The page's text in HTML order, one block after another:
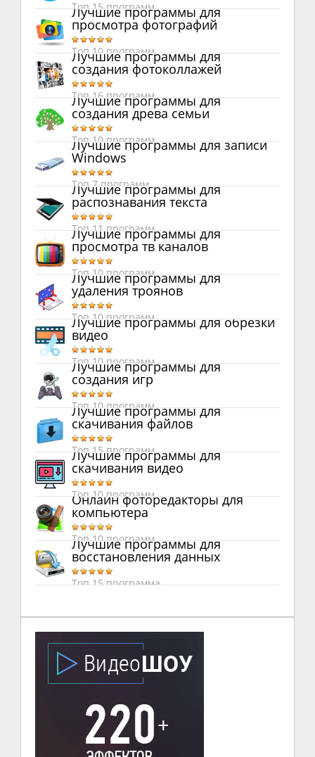
Топ 15 программ
Лучшие программы для
просмотра фотографий
Топ 10 программ
Лучшие программы для
создания фотоколлажей
Топ 16 программ
Лучшие программы для
создания древа семьи
Топ 10 программ
Лучшие программы для записи
Windows
Топ 7 программ
Лучшие программы для
распознавания текста
Топ 11 программ
Лучшие программы для
просмотра тв каналов
Топ 10 программ
Лучшие программы для
удаления троянов
Топ 10 программ
Лучшие программы для обрезки
видео
Топ 10 программ
Лучшие программы для
создания игр
Топ 10 программ
Лучшие программы для
скачивания файлов
Топ 15 программ
Лучшие программы для
скачивания видео
Топ 10 программ
Онлайн фоторедакторы для
компьютера
Топ 10 программ
Лучшие программы для
восстановления данных
Топ 15 программа